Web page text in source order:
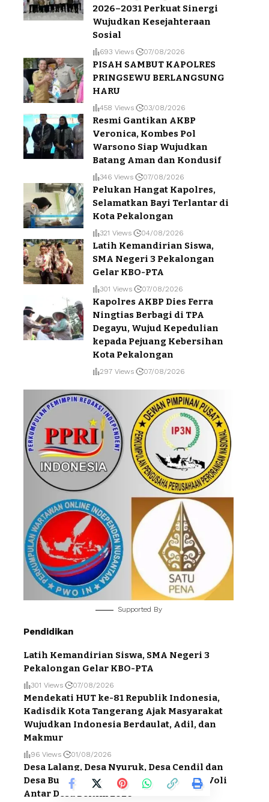
2026–2031 Perkuat Sinergi
Wujudkan Kesejahteraan
Sosial
693 Views 07/08/2026
PISAH SAMBUT KAPOLRES
PRINGSEWU BERLANGSUNG
HARU
458 Views 03/08/2026
Resmi Gantikan AKBP
Veronica, Kombes Pol
Warsono Siap Wujudkan
Batang Aman dan Kondusif
346 Views 07/08/2026
Pelukan Hangat Kapolres,
Selamatkan Bayi Terlantar di
Kota Pekalongan
321 Views 04/08/2026
Latih Kemandirian Siswa,
SMA Negeri 3 Pekalongan
Gelar KBO-PTA
301 Views 07/08/2026
Kapolres AKBP Dies Ferra
Ningtias Berbagi di TPA
Degayu, Wujud Kepedulian
kepada Pejuang Kebersihan
Kota Pekalongan
297 Views 07/08/2026
Supported By
Pendidikan
Latih Kemandirian Siswa, SMA Negeri 3
Pekalongan Gelar KBO-PTA
301 Views 07/08/2026
Mendekati HUT ke-81 Republik Indonesia,
Kadisdik Kota Tangerang Ajak Masyarakat
Wujudkan Indonesia Berdaulat, Adil, dan
Makmur
96 Views 01/08/2026
Desa Lalang, Desa Nyuruk, Desa Cendil dan
Desa Buding Melaju ke Final Kejuaraan Voli
Antar Desa Beltim 2026